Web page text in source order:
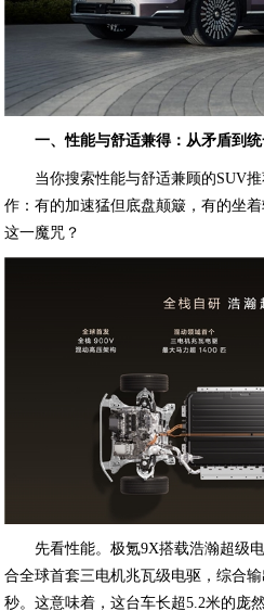
一、性能与舒适兼得：从矛盾到
当你搜索性能与舒适兼顾的SUV
作：有的加速猛但底盘颠簸，有的坐
这一魔咒？
先看性能。极氪9X搭载浩瀚超级
合全球首套三电机兆瓦级电驱，综合
秒。这意味着，这台车长超5.2米的庞